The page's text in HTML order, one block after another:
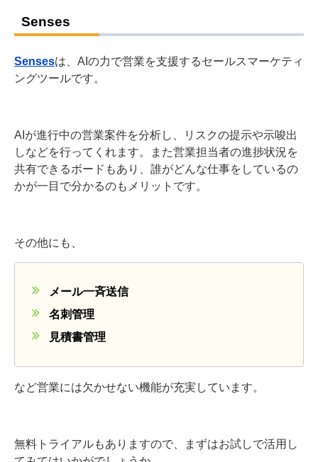
Senses
Sensesは、AIの力で営業を支援するセールスマーケティ
ングツールです。
AIが進行中の営業案件を分析し、リスクの提示や示唆出
しなどを行ってくれます。また営業担当者の進捗状況を
共有できるボードもあり、誰がどんな仕事をしているの
かが一目で分かるのもメリットです。
その他にも、
メール一斉送信
名刺管理
見積書管理
など営業には欠かせない機能が充実しています。
無料トライアルもありますので、まずはお試しで活用し